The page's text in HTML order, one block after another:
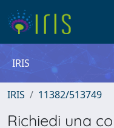
IRIS
IRIS 11382/513749
Richiedi una